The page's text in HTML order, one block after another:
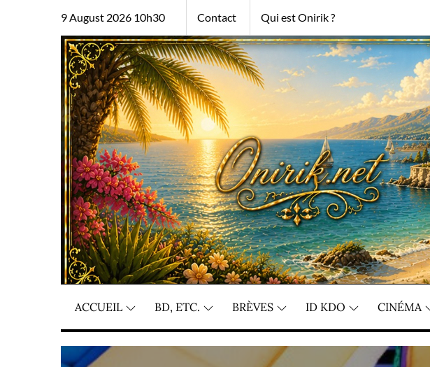
9 August 2026 10h30 Contact Qui est Onirik ?
ACCUEIL BD, ETC. BRÈVES ID KDO CINÉMA